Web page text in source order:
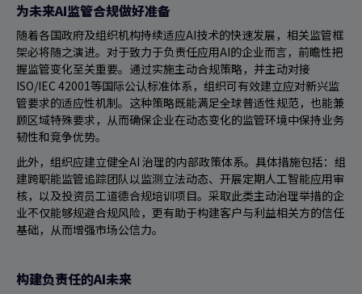
为未来AI监管合规做好准备
随着各国政府及组织机构持续适应AI技术的快速发展，相关监管框
架必将随之演进。对于致力于负责任应用AI的企业而言，前瞻性把
握监管变化至关重要。通过实施主动合规策略，并主动对接
ISO/IEC 42001等国际公认标准体系，组织可有效建立应对新兴监
管要求的适应性机制。这种策略既能满足全球普适性规范，也能兼
顾区域特殊要求，从而确保企业在动态变化的监管环境中保持业务
韧性和竞争优势。
此外，组织应建立健全AI 治理的内部政策体系。具体措施包括：组
建跨职能监管追踪团队以监测立法动态、开展定期人工智能应用审
核，以及投资员工道德合规培训项目。采取此类主动治理举措的企
业不仅能够规避合规风险，更有助于构建客户与利益相关方的信任
基础，从而增强市场公信力。
构建负责任的AI未来